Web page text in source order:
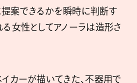
案できるかを瞬時に判断す
る女性としてアノーラは造形さ
イカーが描いてきた、不器用で